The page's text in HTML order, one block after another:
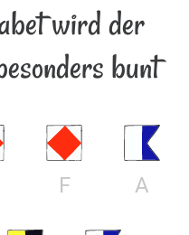
wird der
bunt
F A